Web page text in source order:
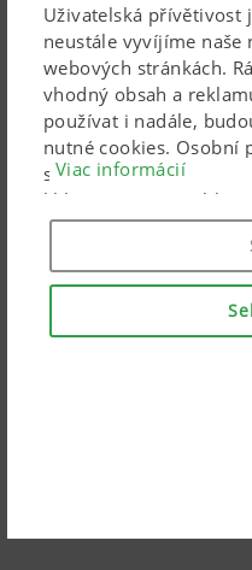
Uživatelská přívětivost
neustále vyvíjíme naše
webových stránkách.
vhodný obsah a
používat i nadále,
nutné cookies. Osobní
se používají, pouze
kliknutím na („souhlasit
uvedených
provést individuální
Některé webové
pomáhají, aby byl
Viac informácií
NOVADISC